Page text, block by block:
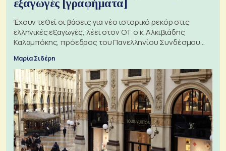
εξαγωγές [γραφήματα]
Έχουν τεθεί οι βάσεις για νέο ιστορικό ρεκόρ στις
ελληνικές εξαγωγές, λέει στον ΟΤ ο κ. Αλκιβιάδης
Καλαμπόκης, πρόεδρος του Πανελληνίου Συνδέσμου
Μαρία Σιδέρη